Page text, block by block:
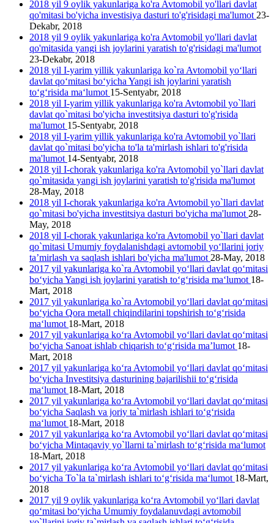
2018 yil 9 oylik yakunlariga ko'ra Avtomobil yo'llari davlat
qo'mitasi bo'yicha investisiya dasturi to'g'risidagi ma'lumot 23-
Dekabr, 2018
2018 yil 9 oylik yakunlariga ko'ra Avtomobil yo'llari davlat
qo'mitasida yangi ish joylarini yаratish to'g'risidagi ma'lumot
23-Dekabr, 2018
2018 yil I-yarim yillik yakunlariga ko`ra Avtomobil yo‘llari
davlat qo‘mitasi bo‘yicha Yangi ish joylarini yaratish
to‘g‘risida ma‘lumot 15-Sentyabr, 2018
2018 yil I-yarim yillik yakunlariga ko'ra Avtomobil yo`llari
davlat qo`mitasi bo'yicha investitsiya dasturi to'g'risida
ma'lumot 15-Sentyabr, 2018
2018 yil I-yarim yillik yakunlariga ko'ra Avtomobil yo`llari
davlat qo`mitasi bo'yicha to'la ta'mirlash ishlari to'g'risida
ma'lumot 14-Sentyabr, 2018
2018 yil I-chorak yakunlariga ko'ra Avtomobil yo`llari davlat
qo`mitasida yangi ish joylarini yaratish to'g'risida ma'lumot
28-May, 2018
2018 yil I-chorak yakunlariga ko'ra Avtomobil yo`llari davlat
qo`mitasi bo'yicha investitsiya dasturi bo'yicha ma'lumot 28-
May, 2018
2018 yil I-chorak yakunlariga ko'ra Avtomobil yo`llari davlat
qo`mitasi Umumiy foydalanishdagi avtomobil yo‘llarini joriy
ta’mirlash va saqlash ishlari bo'yicha ma'lumot 28-May, 2018
2017 yil yakunlariga ko`ra Avtomobil yo‘llari davlat qo‘mitasi
bo‘yicha Yangi ish joylarini yaratish to‘g‘risida ma‘lumot 18-
Mart, 2018
2017 yil yakunlariga ko`ra Avtomobil yo‘llari davlat qo‘mitasi
bo‘yicha Qora metall chiqindilarini topshirish to‘g‘risida
ma‘lumot 18-Mart, 2018
2017 yil yakunlariga ko‘ra Avtomobil yo‘llari davlat qo‘mitasi
bo‘yicha Sanoat ishlab chiqarish to‘g‘risida ma’lumot 18-
Mart, 2018
2017 yil yakunlariga ko‘ra Avtomobil yo‘llari davlat qo‘mitasi
bo‘yicha Investitsiya dasturining bajarilishii to‘g‘risida
ma‘lumot 18-Mart, 2018
2017 yil yakunlariga ko‘ra Avtomobil yo‘llari davlat qo‘mitasi
bo‘yicha Saqlash va joriy ta`mirlash ishlari to‘g‘risida
ma‘lumot 18-Mart, 2018
2017 yil yakunlariga ko‘ra Avtomobil yo‘llari davlat qo‘mitasi
bo‘yicha Mintaqaviy yo`llarni ta`mirlash to‘g‘risida ma‘lumot
18-Mart, 2018
2017 yil yakunlariga ko‘ra Avtomobil yo‘llari davlat qo‘mitasi
bo‘yicha To`la ta`mirlash ishlari to‘g‘risida ma‘lumot 18-Mart,
2018
2017 yil 9 oylik yakunlariga ko‘ra Avtomobil yo‘llari davlat
qo‘mitasi bo‘yicha Umumiy foydalanuvdagi avtomobil